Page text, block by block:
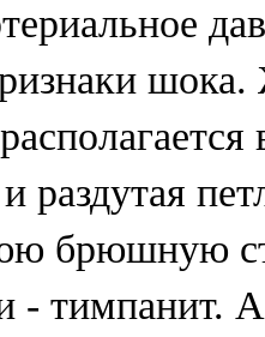
раздутая
брюшную
- тимпанит.